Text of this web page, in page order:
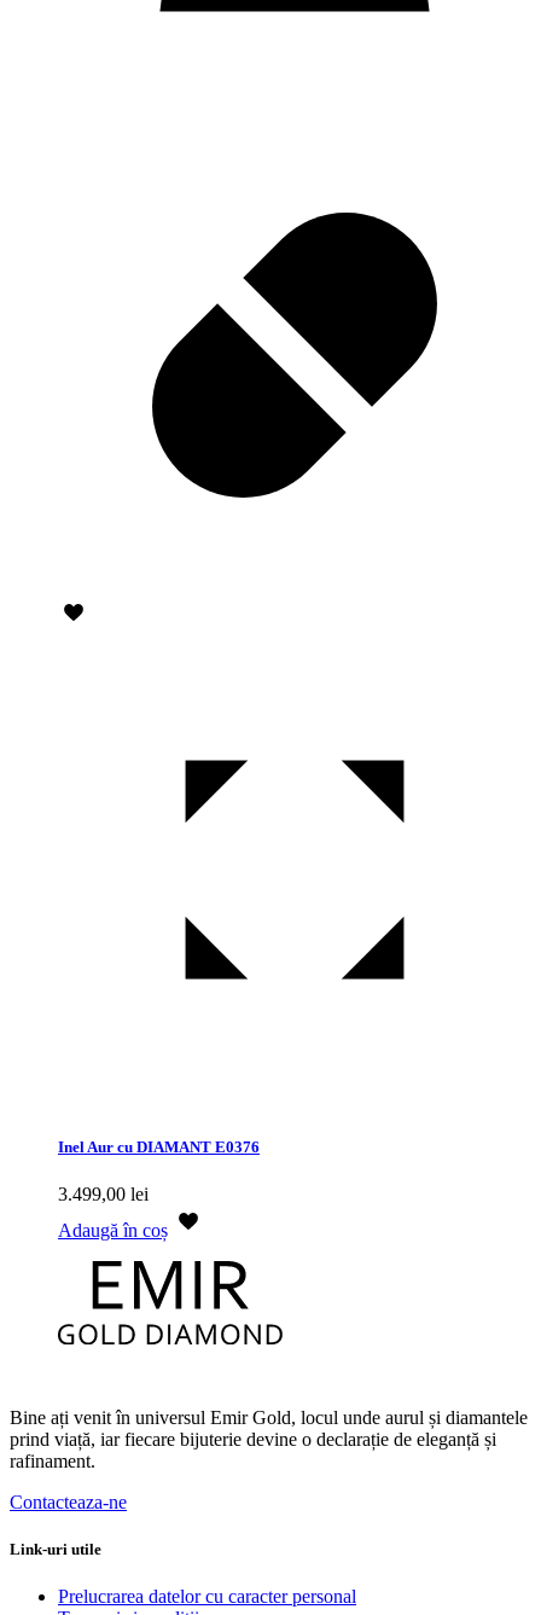
Inel Aur cu DIAMANT E0376
3.499,00 lei
Adaugă în coș
Bine ați venit în universul Emir Gold, locul unde aurul și diamantele
prind viață, iar fiecare bijuterie devine o declarație de eleganță și
rafinament.
Contacteaza-ne
Link-uri utile
Prelucrarea datelor cu caracter personal